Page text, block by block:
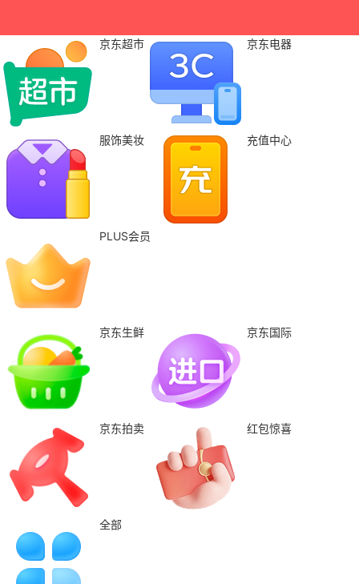
京东超市 京东电器
服饰美妆 充值中心
PLUS会员
京东生鲜 京东国际
京东拍卖 红包惊喜
全部